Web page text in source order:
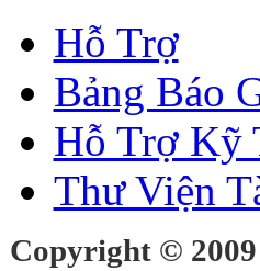
Hỗ Trợ
Bảng Báo
Hỗ Trợ Kỹ
Thư Viện
Copyright ©